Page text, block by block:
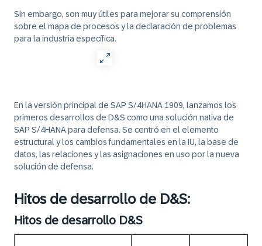
Sin embargo, son muy útiles para mejorar su comprensión
sobre el mapa de procesos y la declaración de problemas
para la industria específica.
En la versión principal de SAP S/4HANA 1909, lanzamos los
primeros desarrollos de D&S como una solución nativa de
SAP S/4HANA para defensa. Se centró en el elemento
estructural y los cambios fundamentales en la IU, la base de
datos, las relaciones y las asignaciones en uso por la nueva
solución de defensa.
Hitos de desarrollo de D&S:
Hitos de desarrollo D&S